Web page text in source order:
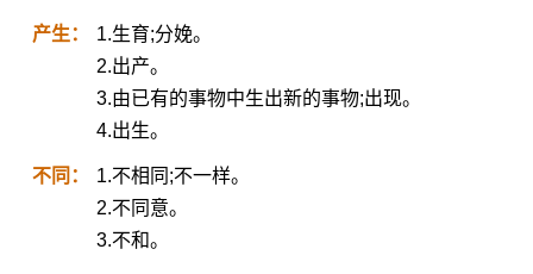
产生：
1.生育;分娩。
2.出产。
3.由已有的事物中生出新的事物;出现。
4.出生。
不同：
1.不相同;不一样。
2.不同意。
3.不和。